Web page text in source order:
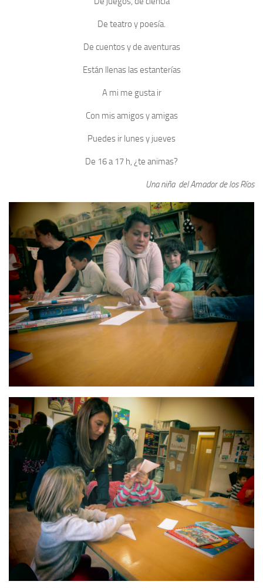
De teatro y poesía.
De cuentos y de aventuras
Están llenas las estanterías
A mi me gusta ir
Con mis amigos y amigas
Puedes ir lunes y jueves
De 16 a 17 h, ¿te animas?
Una niña del Amador de los Ríos